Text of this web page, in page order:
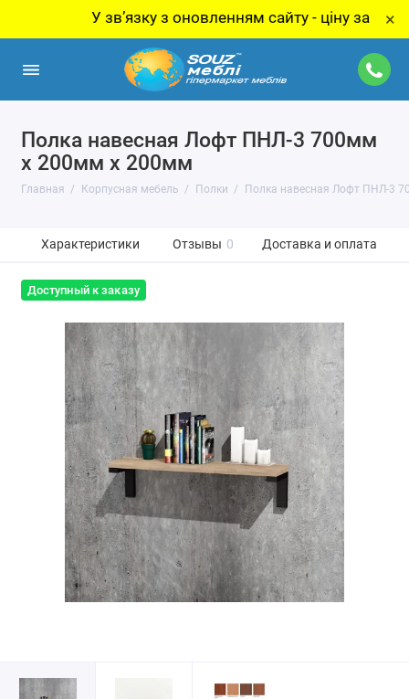
У звʼязку з оновленням сайту - ціну за товар ×
Полка навесная Лофт ПНЛ-3 700мм
x 200мм x 200мм
Главная Корпусная мебель Полки Полка навесная Лофт ПНЛ-3
Характеристики Отзывы 0 Доставка и оплата
Доступный к заказу